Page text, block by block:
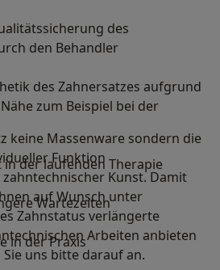
des
den Behandler
des Zahnersatzes aufgrund
zum Beispiel bei der
der laufenden Therapie
Wartezeiten
in der Praxis
keine Massenware sondern die
Funktion
Kunst. Damit
auf Wunsch unter
Zahnstatus verlängerte
Arbeiten anbieten
uns bitte darauf an.